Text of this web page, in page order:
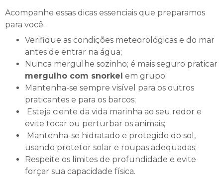
Acompanhe essas dicas essenciais que preparamos
para você.
Verifique as condições meteorológicas e do mar
antes de entrar na água;
Nunca mergulhe sozinho; é mais seguro praticar
mergulho com snorkel em grupo;
Mantenha-se sempre visível para os outros
praticantes e para os barcos;
Esteja ciente da vida marinha ao seu redor e
evite tocar ou perturbar os animais;
Mantenha-se hidratado e protegido do sol,
usando protetor solar e roupas adequadas;
Respeite os limites de profundidade e evite
forçar sua capacidade física.